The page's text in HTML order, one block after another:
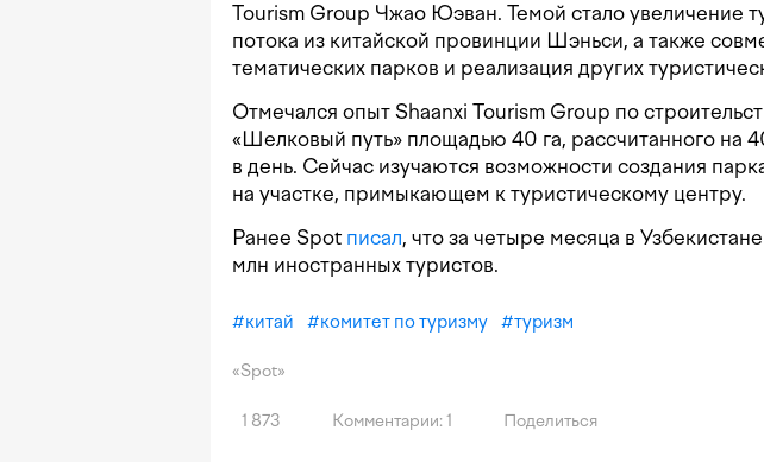
Tourism Group Чжао Юэван. Темой стало увеличение
потока из китайской провинции Шэньси, а также
тематических парков и реализация других
Отмечался опыт Shaanxi Tourism Group по
«Шелковый путь» площадью 40 га, рассчитанного на
в день. Сейчас изучаются возможности создания
на участке, примыкающем к туристическому центру.
Ранее Spot писал, что за четыре месяца в
млн иностранных туристов.
#китай #комитет по туризму #туризм
«Spot»
1 873 Комментарии: 1 Поделиться